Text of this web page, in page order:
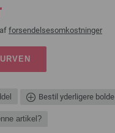
forsendelsesomkostninger
Bestil yderligere bolde
artikel?